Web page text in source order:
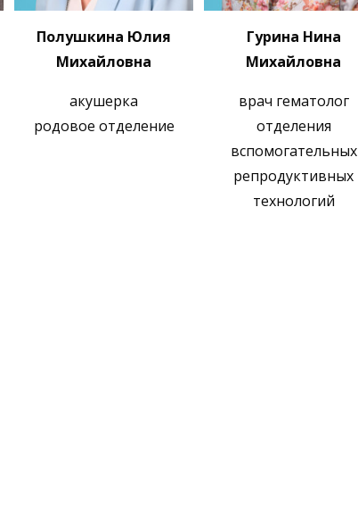
Полушкина Юлия
Михайловна
акушерка
родовое отделение
Гурина Нина
Михайловна
врач гематолог
отделения
вспомогательных
репродуктивных
технологий